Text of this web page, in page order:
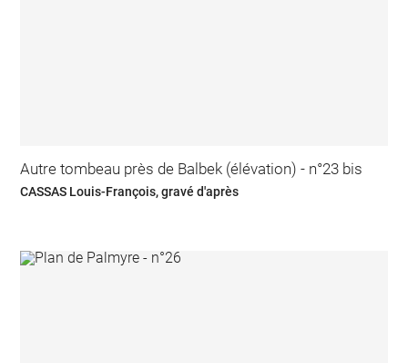
Autre tombeau près de Balbek (élévation) - n°23 bis
CASSAS Louis-François, gravé d'après